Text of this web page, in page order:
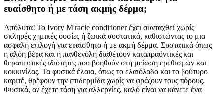
ευαίσθητο ή με τάση ακμής δέρμα;
Απόλυτα! Το Ivory Miracle conditioner έχει συνταχθεί χωρίς
σκληρές χημικές ουσίες ή ζωικά συστατικά, καθιστώντας το μια
ασφαλή επιλογή για ευαίσθητο ή με ακμή δέρμα. Συστατικά όπως
η αλόη βέρα και η πανθενόλη διαθέτουν καταπραϋντικές και
θεραπευτικές ιδιότητες που βοηθούν στη μείωση ερεθισμών και
κοκκινίλας. Τα φυσικά έλαια, όπως το ελαιόλαδο και το βούτυρο
καριτέ, θρέφουν την επιδερμίδα χωρίς να φράζουν τους πόρους.
Φυσικά, αν έχετε τάση για αλλεργίες, καλό είναι να κάνετε ένα